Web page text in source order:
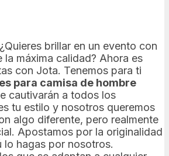
¿Quieres brillar en un evento con
máxima calidad? Ahora es
con Jota. Tenemos para ti
para camisa de hombre
cautivarán a todos los
tu estilo y nosotros queremos
algo diferente, pero realmente
Apostamos por la originalidad
lo hagas por nosotros.